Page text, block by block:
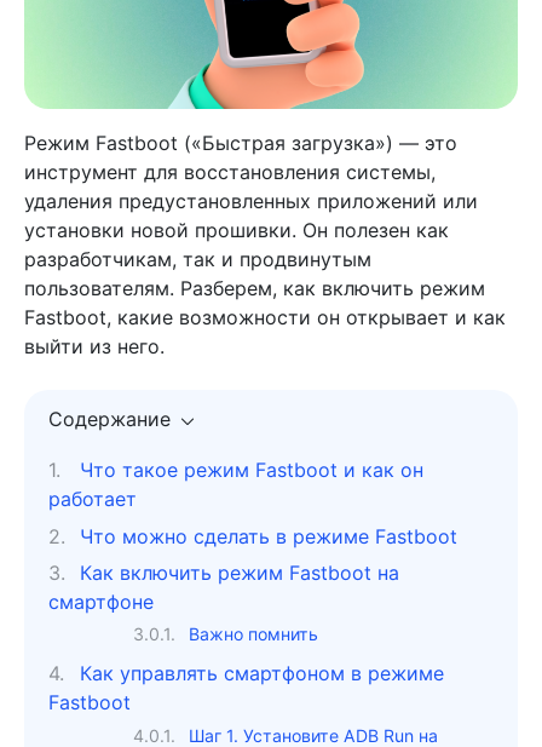
Режим Fastboot («Быстрая загрузка») — это
инструмент для восстановления системы,
удаления предустановленных приложений или
установки новой прошивки. Он полезен как
разработчикам, так и продвинутым
пользователям. Разберем, как включить режим
Fastboot, какие возможности он открывает и как
выйти из него.
Содержание
Что такое режим Fastboot и как он
работает
Что можно сделать в режиме Fastboot
Как включить режим Fastboot на
смартфоне
Важно помнить
Как управлять смартфоном в режиме
Fastboot
Шаг 1. Установите ADB Run на